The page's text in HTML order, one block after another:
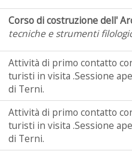
Corso di costruzionedell'
tecniche e strumenti
Attività di primo contatto
turisti in visita .Sessione
di Terni.
Attività di primo contatto
turisti in visita .Sessione
di Terni.